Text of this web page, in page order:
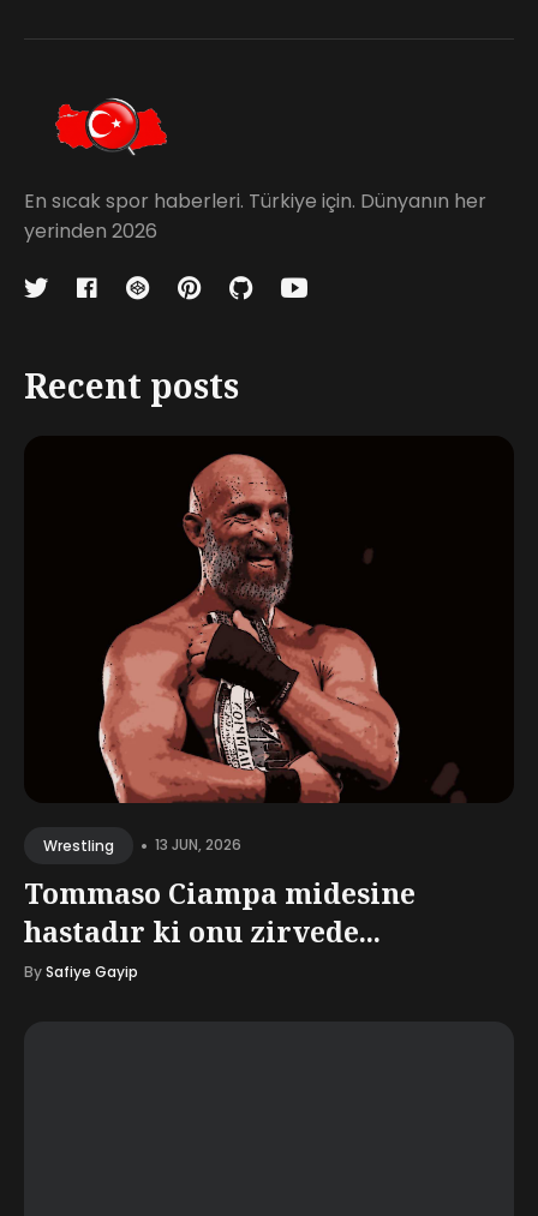
En sıcak spor haberleri. Türkiye için. Dünyanın her
yerinden 2026
Recent posts
Wrestling • 13 JUN, 2026
Tommaso Ciampa midesine
hastadır ki onu zirvede...
BySafiye Gayip